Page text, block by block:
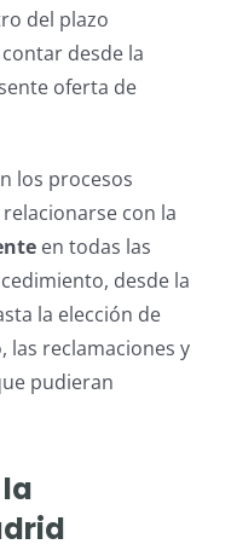
del plazo
desde la
oferta de
los procesos
con la
en todas las
desde la
la elección de
las reclamaciones y
pudieran